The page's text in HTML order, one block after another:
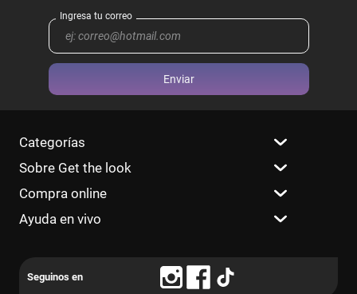
Enviar
Categorías
Sobre Get the look
Compra online
Ayuda en vivo